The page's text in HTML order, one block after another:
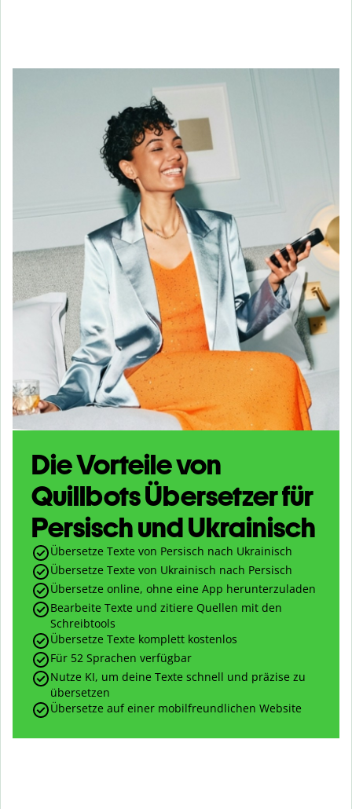
Die Vorteile von
Quillbots Übersetzer für
Persisch und Ukrainisch
Übersetze Texte von Persisch nach Ukrainisch
Übersetze Texte von Ukrainisch nach Persisch
Übersetze online, ohne eine App herunterzuladen
Bearbeite Texte und zitiere Quellen mit den
Schreibtools
Übersetze Texte komplett kostenlos
Für 52 Sprachen verfügbar
Nutze KI, um deine Texte schnell und präzise zu
übersetzen
Übersetze auf einer mobilfreundlichen Website